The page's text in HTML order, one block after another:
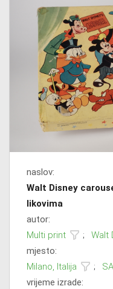
naslov:
Walt Disney
likovima
autor:
Multi print
;
Walt
mjesto:
Milano, Italija
;
vrijeme izrade: